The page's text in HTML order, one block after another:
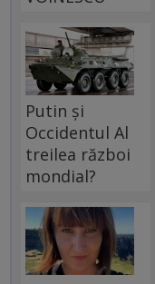
Putin și
Occidentul Al
treilea război
mondial?